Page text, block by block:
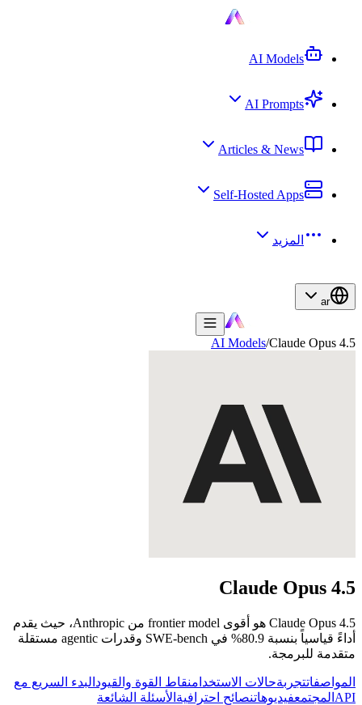
AI Models
AI Prompts
Articles & News
Self-Hosted Apps
المزيد
ar
AI Models/Claude Opus 4.5
Claude Opus 4.5
Claude Opus 4.5 هو أقوى frontier model من Anthropic، حيث يقدم
أداءً قياسياً بنسبة 80.9% في SWE-bench وقدرات agentic مستقلة
متقدمة للبرمجة.
المواصفاتتجربةحالات الاستخدامنقاط القوة والقيود البدء السريع مع
API المجتمعفيديوهاتنصائح احترافية الأسئلة الشائعة